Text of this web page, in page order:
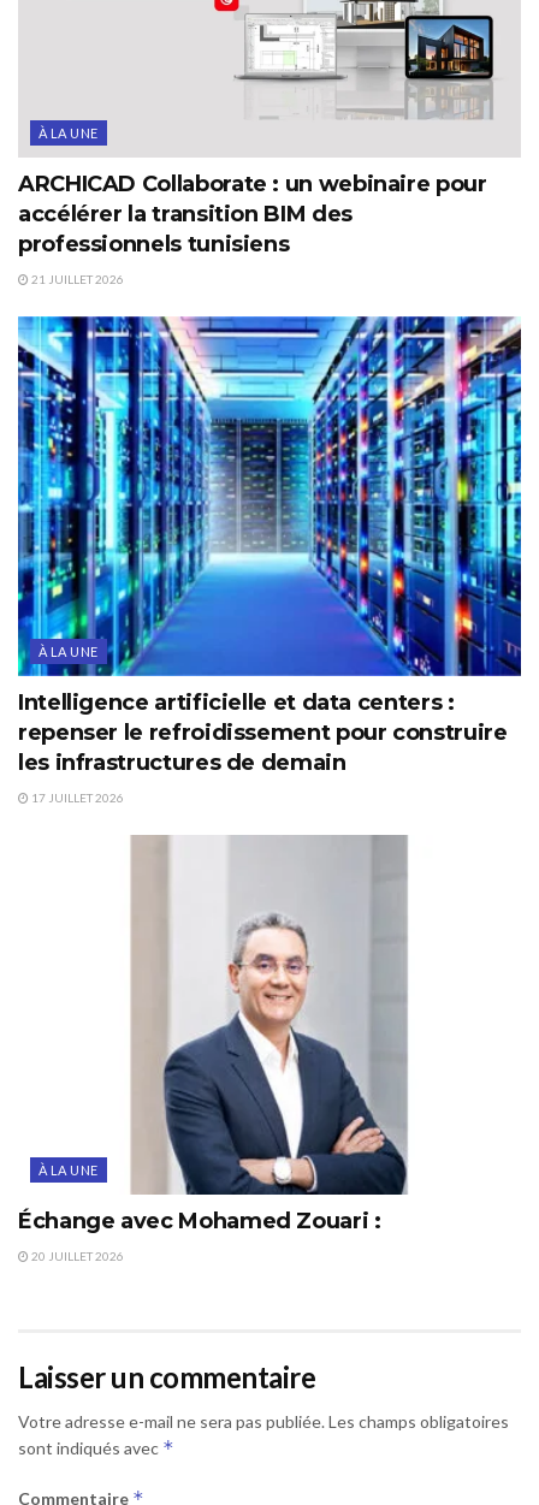
À LA UNE
ARCHICAD Collaborate : un webinaire pour
accélérer la transition BIM des
professionnels tunisiens
21 JUILLET 2026
À LA UNE
Intelligence artificielle et data centers :
repenser le refroidissement pour construire
les infrastructures de demain
17 JUILLET 2026
À LA UNE
Échange avec Mohamed Zouari :
20 JUILLET 2026
Laisser un commentaire
Votre adresse e-mail ne sera pas publiée. Les champs obligatoires
sont indiqués avec *
Commentaire *